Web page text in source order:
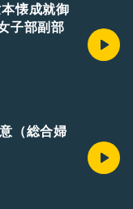
懐成就御
子部副部
（総合婦